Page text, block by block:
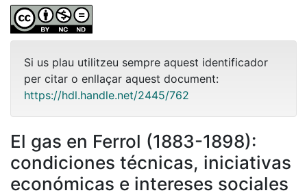
Si us plau utilitzeu sempre aquest identificador
per citar o enllaçar aquest document:
https://hdl.handle.net/2445/762
El gas en Ferrol (1883-1898):
condiciones técnicas, iniciativas
económicas e intereses sociales